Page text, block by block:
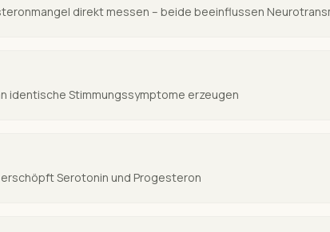
direkt messen – beide beeinflussen
identische Stimmungssymptome erzeugen
Serotonin und Progesteron